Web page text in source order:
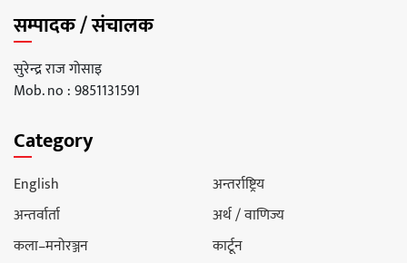
सम्पादक / संचालक
सुरेन्द्र राज गोसाइ
Mob. no : 9851131591
Category
English
अन्तर्राष्ट्रिय
अन्तर्वार्ता
अर्थ / वाणिज्य
कला–मनोरञ्जन
कार्टून